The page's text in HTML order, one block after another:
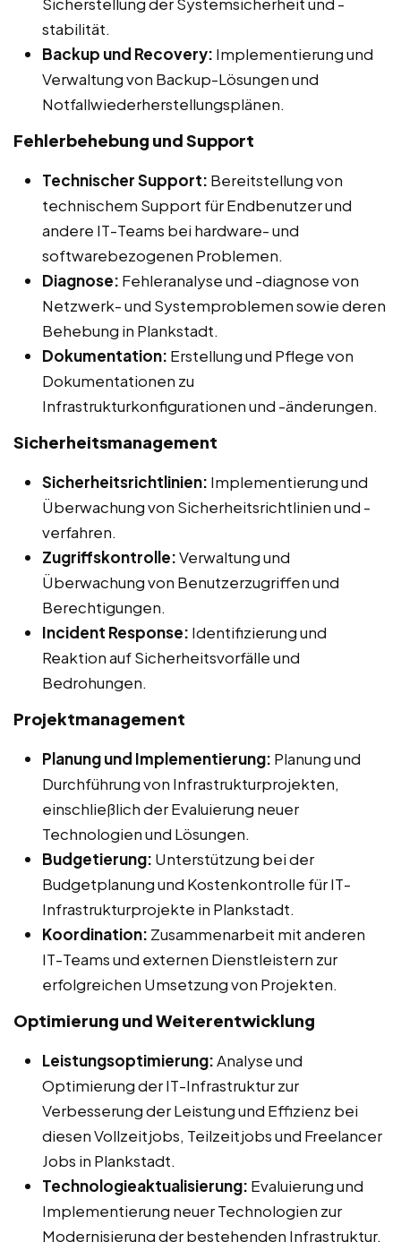
stabilität.
Backup und Recovery: Implementierung und
Verwaltung von Backup-Lösungen und
Notfallwiederherstellungsplänen.
Fehlerbehebung und Support
Technischer Support: Bereitstellung von
technischem Support für Endbenutzer und
andere IT-Teams bei hardware- und
softwarebezogenen Problemen.
Diagnose: Fehleranalyse und -diagnose von
Netzwerk- und Systemproblemen sowie deren
Behebung in Plankstadt.
Dokumentation: Erstellung und Pflege von
Dokumentationen zu
Infrastrukturkonfigurationen und -änderungen.
Sicherheitsmanagement
Sicherheitsrichtlinien: Implementierung und
Überwachung von Sicherheitsrichtlinien und -
verfahren.
Zugriffskontrolle:Verwaltung und
Überwachung von Benutzerzugriffen und
Berechtigungen.
Incident Response: Identifizierung und
Reaktion auf Sicherheitsvorfälle und
Bedrohungen.
Projektmanagement
Planung und Implementierung: Planung und
Durchführung von Infrastrukturprojekten,
einschließlich der Evaluierung neuer
Technologien und Lösungen.
Budgetierung: Unterstützung bei der
Budgetplanung und Kostenkontrolle für IT-
Infrastrukturprojekte in Plankstadt.
Koordination: Zusammenarbeit mit anderen
IT-Teams und externen Dienstleistern zur
erfolgreichen Umsetzung von Projekten.
Optimierung und Weiterentwicklung
Leistungsoptimierung:Analyse und
Optimierung der IT-Infrastruktur zur
Verbesserung der Leistung und Effizienz bei
diesen Vollzeitjobs, Teilzeitjobs und Freelancer
Jobs in Plankstadt.
Technologieaktualisierung: Evaluierung und
Implementierung neuer Technologien zur
Modernisierung der bestehenden Infrastruktur.